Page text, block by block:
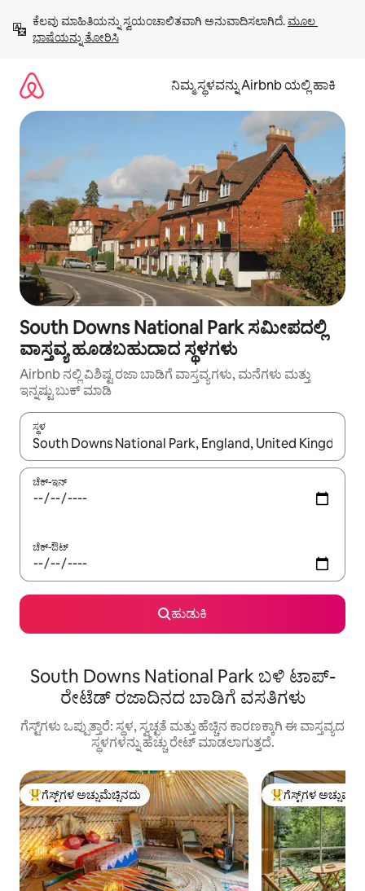
ಹೋಗಿ
ಕೆಲವು ಮಾಹಿತಿಯನ್ನು ಸ್ವಯಂಚಾಲಿತವಾಗಿ ಅನುವಾದಿಸಲಾಗಿದೆ. ಮೂಲ
ಭಾಷೆಯನ್ನು ತೋರಿಸಿ
ನಿಮ್ಮ ಸ್ಥಳವನ್ನು Airbnb ಯಲ್ಲಿ ಹಾಕಿ
South Downs National Park ಸಮೀಪದಲ್ಲಿ
ವಾಸ್ತವ್ಯ ಹೂಡಬಹುದಾದ ಸ್ಥಳಗಳು
Airbnb ನಲ್ಲಿ ವಿಶಿಷ್ಟ ರಜಾ ಬಾಡಿಗೆ ವಾಸ್ತವ್ಯಗಳು, ಮನೆಗಳು ಮತ್ತು
ಇನ್ನಷ್ಟು ಬುಕ್ ಮಾಡಿ
ಸ್ಥಳ
ಫಲಿತಾಂಶಗಳು ಲಭ್ಯವಿರುವಾಗ, ಅಪ್ ಮತ್ತು ಡೌನ್ ಬಾಣದ ಕೀಲಿಗಳೊಂದಿಗೆ
ಚೆಕ್-ಇನ್
ಚೆಕ್-ಔಟ್
ಹುಡುಕಿ
South Downs National Park ಬಳಿ ಟಾಪ್-
ರೇಟೆಡ್ ರಜಾದಿನದ ಬಾಡಿಗೆ ವಸತಿಗಳು
ಗೆಸ್ಟ್‌ಗಳು ಒಪ್ಪುತ್ತಾರೆ: ಸ್ಥಳ, ಸ್ವಚ್ಛತೆ ಮತ್ತು ಹೆಚ್ಚಿನ ಕಾರಣಕ್ಕಾಗಿ ಈ ವಾಸ್ತವ್ಯದ
ಸ್ಥಳಗಳನ್ನು ಹೆಚ್ಚು ರೇಟ್ ಮಾಡಲಾಗುತ್ತದೆ.
ಗೆಸ್ಟ್‌ಗಳಿಗೆ ಅತಿ ಹೆಚ್ಚು ಅಚ್ಚುಮೆಚ್ಚಿನದು
ಗೆಸ್ಟ್‌ಗಳ ಅಚ್ಚುಮೆಚ್ಚಿನದು ಗೆಸ್ಟ್‌ಗಳಿಗೆ ಅತಿ ಹೆಚ್ಚು
ಗೆಸ್ಟ್‌ಗಳ